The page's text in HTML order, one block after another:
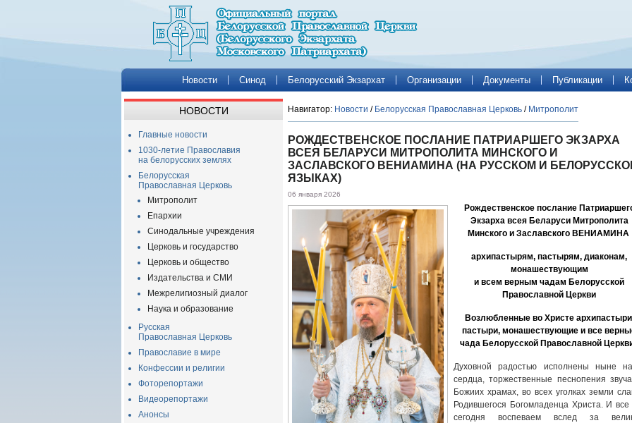
Новости Синод Белорусский Экзархат Организации Документы Публикации
НОВОСТИ
Главные новости
1030-летие Православия
на белорусских землях
Белорусская
Православная Церковь
Митрополит
Епархии
Синодальные учреждения
Церковь и государство
Церковь и общество
Издательства и СМИ
Межрелигиозный диалог
Наука и образование
Русская
Православная Церковь
Православие в мире
Конфессии и религии
Фоторепортажи
Видеорепортажи
Анонсы
Навигатор: Новости / Белорусская Православная Церковь / Митрополит
РОЖДЕСТВЕНСКОЕ ПОСЛАНИЕ ПАТРИАРШЕГО ЭКЗАРХА
ВСЕЯ БЕЛАРУСИ МИТРОПОЛИТА МИНСКОГО И
ЗАСЛАВСКОГО ВЕНИАМИНА (НА РУССКОМ И
ЯЗЫКАХ)
06 января 2026
Рождественское послание
Экзарха всея Беларуси Митрополита
Минского и Заславского ВЕНИАМИНА
архипастырям, пастырям, диаконам,
монашествующим
и всем верным чадам Белорусской
Православной Церкви
Возлюбленные во Христе
пастыри, монашествующие и все
чада Белорусской Православной
Духовной радостью исполнены ныне
сердца, торжественные песнопения
Божиих храмах, во всех уголках земли
Родившегося Богомладенца Христа. И
сегодня воспеваем вслед за